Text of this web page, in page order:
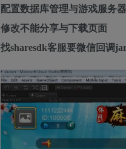
配置数据库管理与游戏服务
修改不能分享与下载页面
找sharesdk客服要微信回调